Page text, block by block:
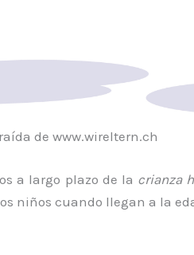
de www.wireltern.ch
a largo plazo de la crianza
niños cuando llegan a la